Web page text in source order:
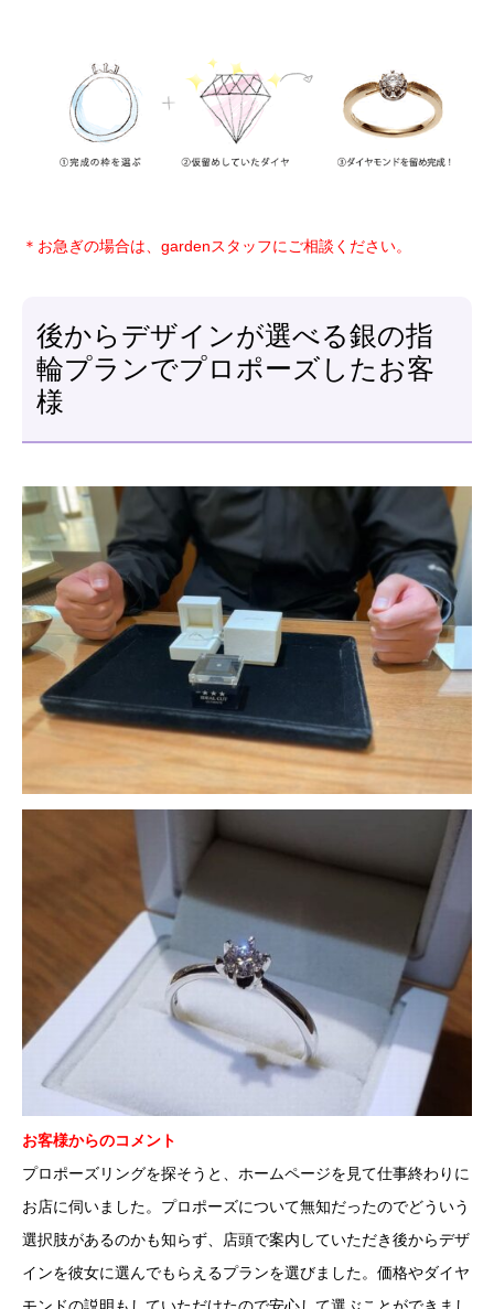
＊お急ぎの場合は、gardenスタッフにご相談ください。
後からデザインが選べる銀の指
輪プランでプロポーズしたお客
様
お客様からのコメント
プロポーズリングを探そうと、ホームページを見て仕事終わりに
お店に伺いました。プロポーズについて無知だったのでどういう
選択肢があるのかも知らず、店頭で案内していただき後からデザ
インを彼女に選んでもらえるプランを選びました。価格やダイヤ
モンドの説明もしていただけたので安心して選ぶことができまし